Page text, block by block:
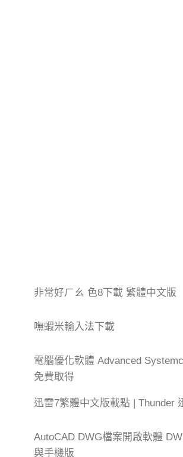
非常好ㄏㄠ 色8下載 繁體中文版
嘸蝦米輸入法下載
電腦優化軟體 Advanced
免費取得
迅雷7繁體中文版載點 | Thunder
AutoCAD DWG檔案開啟軟體
與手機版